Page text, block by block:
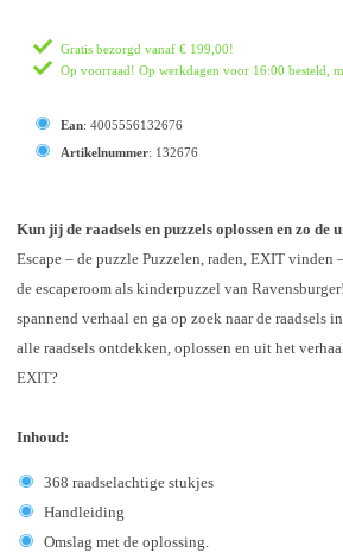
Gratis bezorgd vanaf € 199,00!
Op voorraad! Op werkdagen voor 16:00 besteld,
Ean: 4005556132676
Artikelnummer: 132676
Kun jij de raadsels en puzzels oplossen en zo de
Escape – de puzzle Puzzelen, raden, EXIT vinden
de escaperoom als kinderpuzzel van
spannend verhaal en ga op zoek naar de raadsels
alle raadsels ontdekken, oplossen en uit het
EXIT?
Inhoud:
368 raadselachtige stukjes
Handleiding
Omslag met de oplossing.